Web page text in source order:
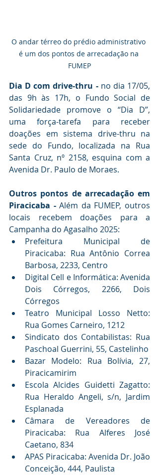
O andar térreo do prédio administrativo
é um dos pontos de arrecadação na
FUMEP
Dia D com drive-thru - no dia 17/05,
das 9h às 17h, o Fundo Social de
Solidariedade promove o “Dia D”,
uma força-tarefa para receber
doações em sistema drive-thru na
sede do Fundo, localizada na Rua
Santa Cruz, nº 2158, esquina com a
Avenida Dr. Paulo de Moraes.
Outros pontos de arrecadação em
Piracicaba - Além da FUMEP, outros
locais recebem doações para a
Campanha do Agasalho 2025:
Prefeitura Municipal de
Piracicaba: Rua Antônio Correa
Barbosa, 2233, Centro
Digital Cell e Informática: Avenida
Dois Córregos, 2266, Dois
Córregos
Teatro Municipal Losso Netto:
Rua Gomes Carneiro, 1212
Sindicato dos Contabilistas: Rua
Paschoal Guerrini, 55, Castelinho
Bazar Modelo: Rua Bolívia, 27,
Piracicamirim
Escola Alcides Guidetti Zagatto:
Rua Heraldo Angeli, s/n, Jardim
Esplanada
Câmara de Vereadores de
Piracicaba: Rua Alferes José
Caetano, 834
APAS Piracicaba: Avenida Dr. João
Conceição, 444, Paulista